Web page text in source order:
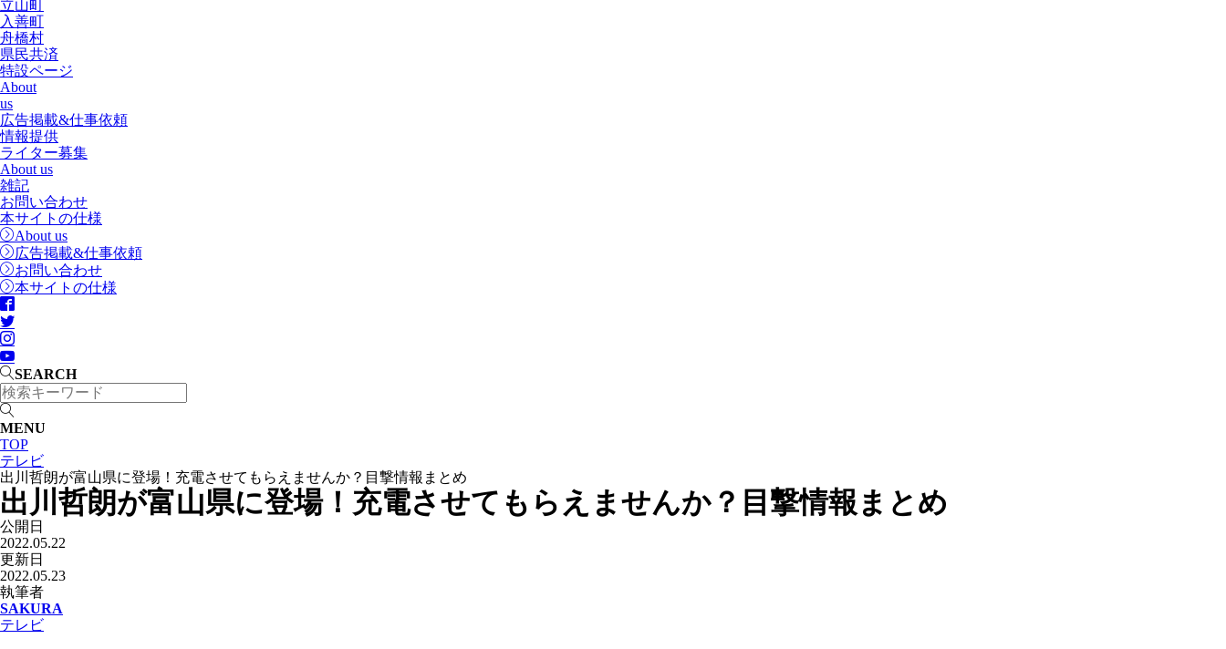
立山町
入善町
舟橋村
県民共済
特設ページ
About
us
広告掲載&仕事依頼
情報提供
ライター募集
About us
雑記
お問い合わせ
本サイトの仕様
About us
広告掲載&仕事依頼
お問い合わせ
本サイトの仕様
SEARCH
MENU
TOP
テレビ
出川哲朗が富山県に登場！充電させてもらえませんか？目撃情報まとめ
出川哲朗が富山県に登場！充電させてもらえませんか？目撃情報まとめ
公開日
2022.05.22
更新日
2022.05.23
執筆者
SAKURA
テレビ